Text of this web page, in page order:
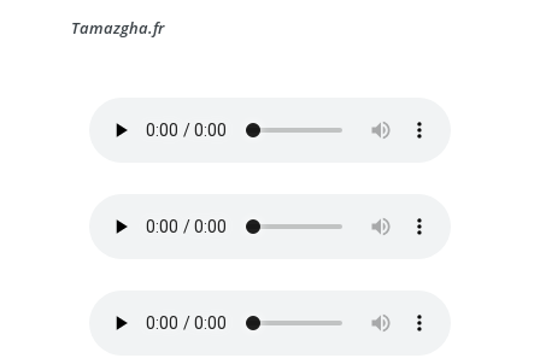
Tamazgha.fr